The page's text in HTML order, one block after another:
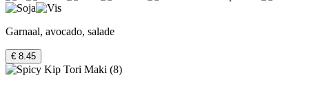
Garnaal, avocado, salade
€ 8.45